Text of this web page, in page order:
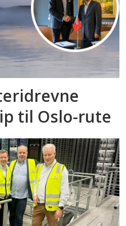
til Oslo-rute